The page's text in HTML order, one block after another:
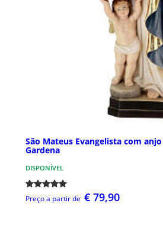
São Mateus Evangelista com
Gardena
DISPONÍVEL
Preço a partir de € 79,90